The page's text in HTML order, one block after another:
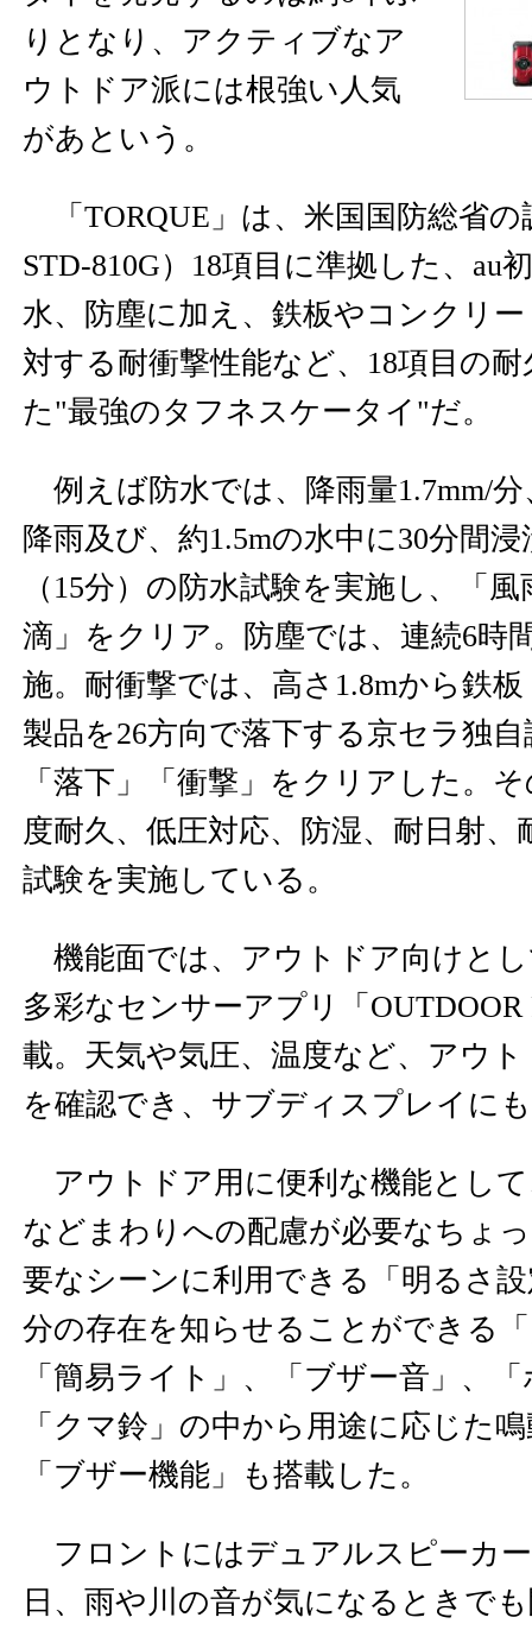
りとなり、アクティブなア
ウトドア派には根強い人気
があという。
「TORQUE」は、米国国防総省
STD-810G）18項目に準拠した、au
水、防塵に加え、鉄板やコンクリ
対する耐衝撃性能など、18項目の
た"最強のタフネスケータイ"だ。
例えば防水では、降雨量1.7mm/分
降雨及び、約1.5mの水中に30分間
（15分）の防水試験を実施し、「
滴」をクリア。防塵では、連続6時
施。耐衝撃では、高さ1.8mから鉄
製品を26方向で落下する京セラ独
「落下」「衝撃」をクリアした。
度耐久、低圧対応、防湿、耐日射
試験を実施している。
機能面では、アウトドア向けと
多彩なセンサーアプリ「OUTDOOR
載。天気や気圧、温度など、アウ
を確認でき、サブディスプレイに
アウトドア用に便利な機能とし
などまわりへの配慮が必要なちょ
要なシーンに利用できる「明るさ
分の存在を知らせることができる
「簡易ライト」、「ブザー音」、
「クマ鈴」の中から用途に応じた
「ブザー機能」も搭載した。
フロントにはデュアルスピーカ
日、雨や川の音が気になるときで